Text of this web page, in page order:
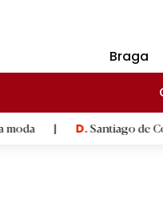
Braga
D.Santiago de Compostela